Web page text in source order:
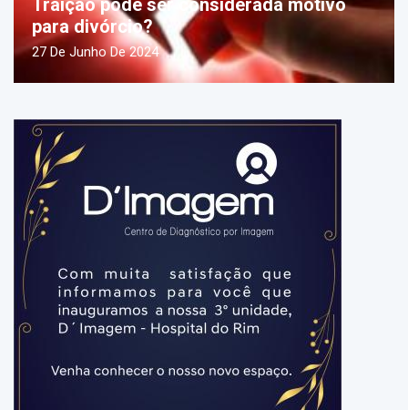
para divórcio?
27 De Junho De 2024